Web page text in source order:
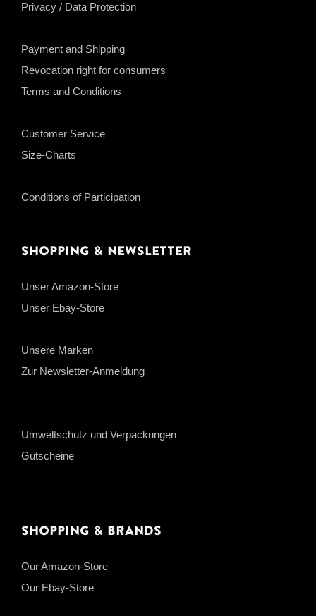
Privacy / Data Protection
Payment and Shipping
Revocation right for consumers
Terms and Conditions
Customer Service
Size-Charts
Conditions of Participation
Shopping & Newsletter
Unser Amazon-Store
Unser Ebay-Store
Unsere Marken
Zur Newsletter-Anmeldung
Umweltschutz und Verpackungen
Gutscheine
Shopping & Brands
Our Amazon-Store
Our Ebay-Store